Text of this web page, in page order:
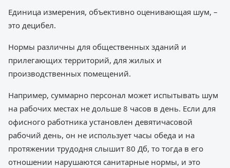
Единица измерения, объективно оценивающая шум, –
это децибел.
Нормы различны для общественных зданий и
прилегающих территорий, для жилых и
производственных помещений.
Например, суммарно персонал может испытывать шум
на рабочих местах не дольше 8 часов в день. Если для
офисного работника установлен девятичасовой
рабочий день, он не использует часы обеда и на
протяжении трудодня слышит 80 Дб, то тогда в его
отношении нарушаются санитарные нормы, и это